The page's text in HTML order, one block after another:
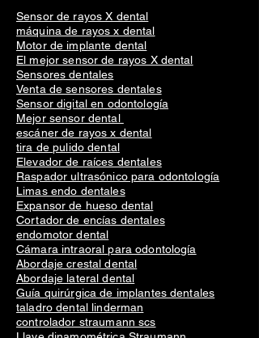
Equipo dental
Sensor de rayos X dental
máquina de rayos x dental
Motor de implante dental
El mejor sensor de rayos X dental
Sensores dentales
Venta de sensores dentales
Sensor digital en odontología
Mejor sensor dental
escáner de rayos x dental
tira de pulido dental
Elevador de raíces dentales
Raspador ultrasónico para odontología
Limas endo dentales
Expansor de hueso dental
Cortador de encías dentales
endomotor dental
Cámara intraoral para odontología
Abordaje crestal dental
Abordaje lateral dental
Guía quirúrgica de implantes dentales